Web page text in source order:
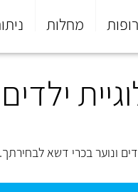
מחלות
ונוער בכרי דשא לבחירתך.